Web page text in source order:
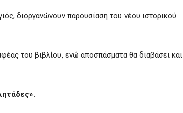
διοργανώνουν παρουσίαση του νέου ιστορικού
του βιβλίου, ενώ αποσπάσματα θα διαβάσει και